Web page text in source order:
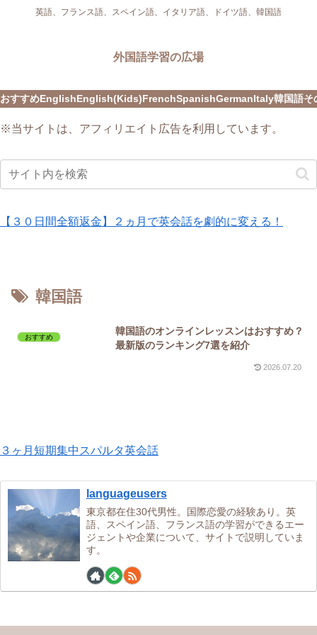
英語、フランス語、スペイン語、イタリア語、ドイツ語、韓国語
外国語学習の広場
おすすめEnglishEnglish(Kids)FrenchSpanishGermanItaly韓国語そ
※当サイトは、アフィリエイト広告を利用しています。
【３０日間全額返金】２ヵ月で英会話を劇的に変える！
韓国語
おすすめ
韓国語のオンラインレッスンはおすすめ？
最新版のランキング7選を紹介
2026.07.20
３ヶ月短期集中スパルタ英会話
languageusers
東京都在住30代男性。国際恋愛の経験あり。英
語、スペイン語、フランス語の学習ができるエー
ジェントや企業について、サイトで説明していま
す。